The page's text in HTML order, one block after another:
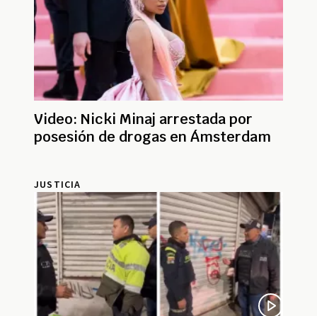
Video: Nicki Minaj arrestada por
posesión de drogas en Ámsterdam
JUSTICIA